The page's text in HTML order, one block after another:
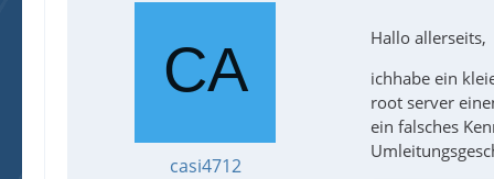
casi4712
Hallo allerseits,
ichhabe ein
root server
ein falsches